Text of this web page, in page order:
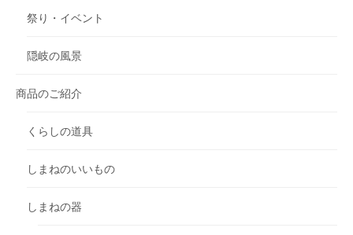
祭り・イベント
隠岐の風景
商品のご紹介
くらしの道具
しまねのいいもの
しまねの器